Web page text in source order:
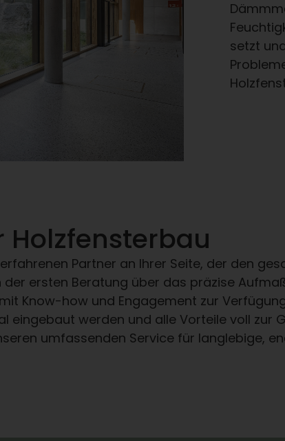
setzt
Holzfensterbau
Partner an Ihrer Seite, der den
ersten Beratung über das präzise
Know-how und Engagement zur
eingebaut werden und alle Vorteile voll zur
umfassenden Service für langlebige,